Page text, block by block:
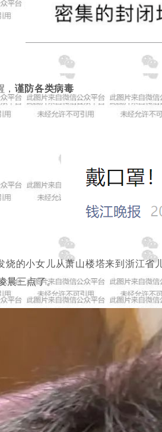
谨防各类病毒
烧的小女儿从萧山楼塔来到浙江省
晨三点了。